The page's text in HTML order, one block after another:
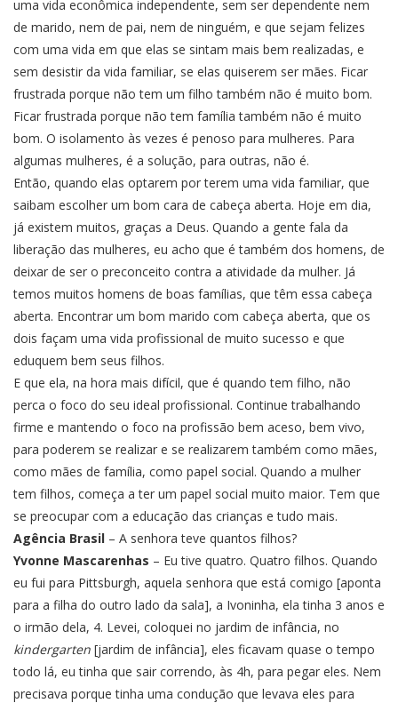
uma vida econômica independente, sem ser dependente nem
de marido, nem de pai, nem de ninguém, e que sejam felizes
com uma vida em que elas se sintam mais bem realizadas, e
sem desistir da vida familiar, se elas quiserem ser mães. Ficar
frustrada porque não tem um filho também não é muito bom.
Ficar frustrada porque não tem família também não é muito
bom. O isolamento às vezes é penoso para mulheres. Para
algumas mulheres, é a solução, para outras, não é.
Então, quando elas optarem por terem uma vida familiar, que
saibam escolher um bom cara de cabeça aberta. Hoje em dia,
já existem muitos, graças a Deus. Quando a gente fala da
liberação das mulheres, eu acho que é também dos homens, de
deixar de ser o preconceito contra a atividade da mulher. Já
temos muitos homens de boas famílias, que têm essa cabeça
aberta. Encontrar um bom marido com cabeça aberta, que os
dois façam uma vida profissional de muito sucesso e que
eduquem bem seus filhos.
E que ela, na hora mais difícil, que é quando tem filho, não
perca o foco do seu ideal profissional. Continue trabalhando
firme e mantendo o foco na profissão bem aceso, bem vivo,
para poderem se realizar e se realizarem também como mães,
como mães de família, como papel social. Quando a mulher
tem filhos, começa a ter um papel social muito maior. Tem que
se preocupar com a educação das crianças e tudo mais.
Agência Brasil – A senhora teve quantos filhos?
Yvonne Mascarenhas – Eu tive quatro. Quatro filhos. Quando
eu fui para Pittsburgh, aquela senhora que está comigo [aponta
para a filha do outro lado da sala], a Ivoninha, ela tinha 3 anos e
o irmão dela, 4. Levei, coloquei no jardim de infância, no
kindergarten [jardim de infância], eles ficavam quase o tempo
todo lá, eu tinha que sair correndo, às 4h, para pegar eles. Nem
precisava porque tinha uma condução que levava eles para